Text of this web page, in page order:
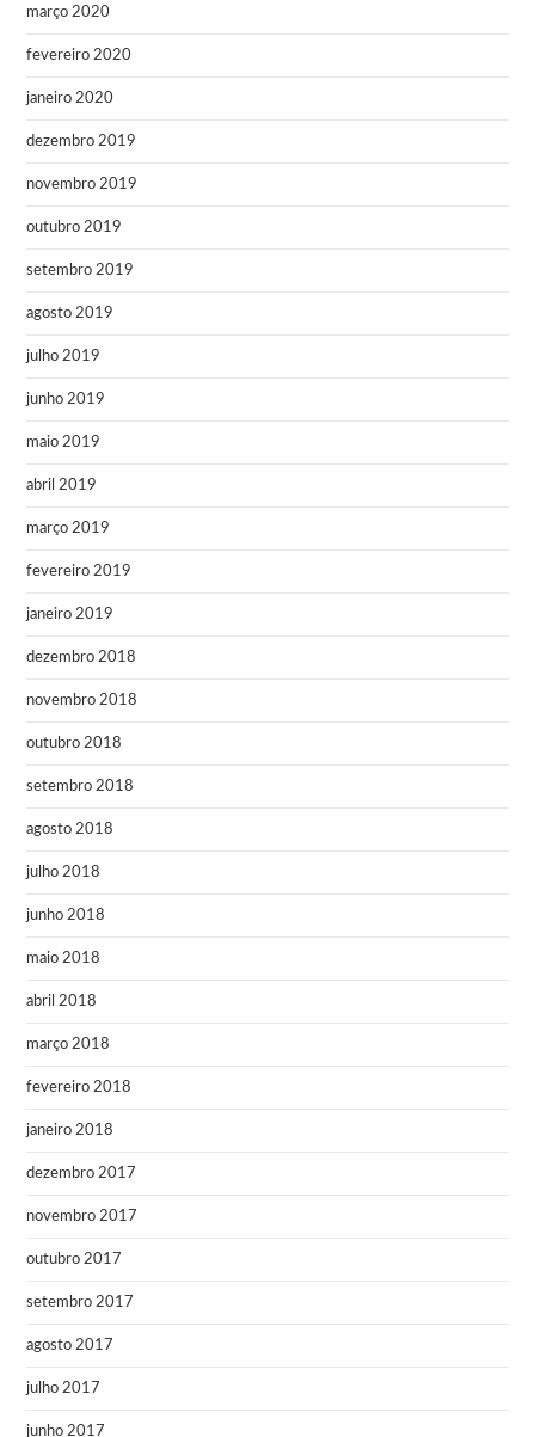
março 2020
fevereiro 2020
janeiro 2020
dezembro 2019
novembro 2019
outubro 2019
setembro 2019
agosto 2019
julho 2019
junho 2019
maio 2019
abril 2019
março 2019
fevereiro 2019
janeiro 2019
dezembro 2018
novembro 2018
outubro 2018
setembro 2018
agosto 2018
julho 2018
junho 2018
maio 2018
abril 2018
março 2018
fevereiro 2018
janeiro 2018
dezembro 2017
novembro 2017
outubro 2017
setembro 2017
agosto 2017
julho 2017
junho 2017